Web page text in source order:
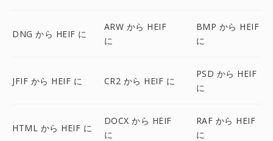
DNG から HEIF に
ARW から HEIF
に
BMP から HEIF
に
JFIF から HEIF に CR2 から HEIF に
PSD から HEIF
に
HTML から HEIF に
DOCX から HEIF
に
RAF から HEIF
に